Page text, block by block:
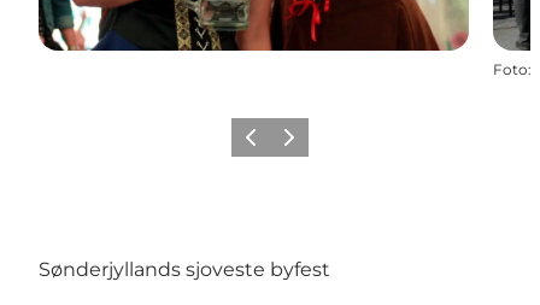
Foto:
ForrigeNæste
Sønderjyllands sjoveste byfest